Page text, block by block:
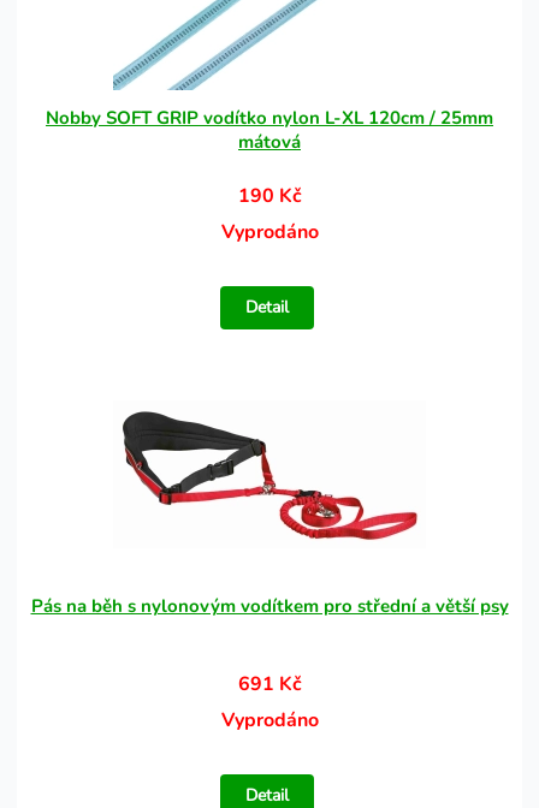
Nobby SOFT GRIP vodítko nylon L-XL 120cm / 25mm
mátová
190 Kč
Vyprodáno
Detail
Pás na běh s nylonovým vodítkem pro střední a větší psy
691 Kč
Vyprodáno
Detail